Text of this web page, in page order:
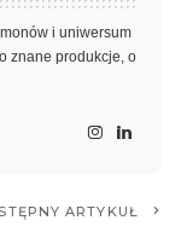
i uniwersum
znane produkcje, o
ARTYKUŁ